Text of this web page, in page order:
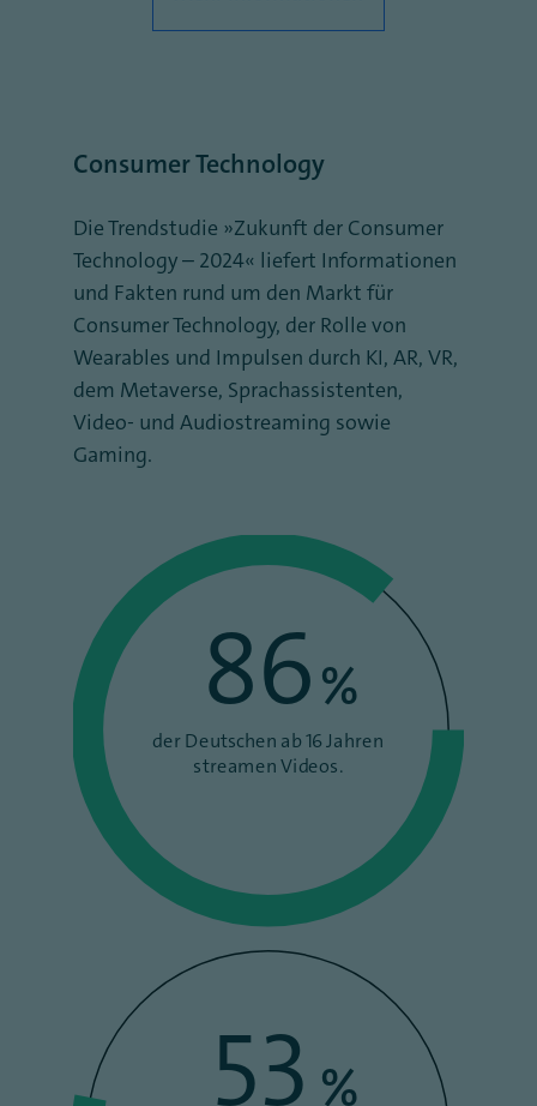
Consumer Technology
Die Trendstudie „Zukunft der Consumer
Technology – 2024“ liefert Informationen
und Fakten rund um den Markt für
Consumer Technology, der Rolle von
Wearables und Impulsen durch KI, AR, VR,
dem Metaverse, Sprachassistenten,
Video- und Audiostreaming sowie
Gaming.
86%
der Deutschen ab 16 Jahren
streamen Videos.
53 %